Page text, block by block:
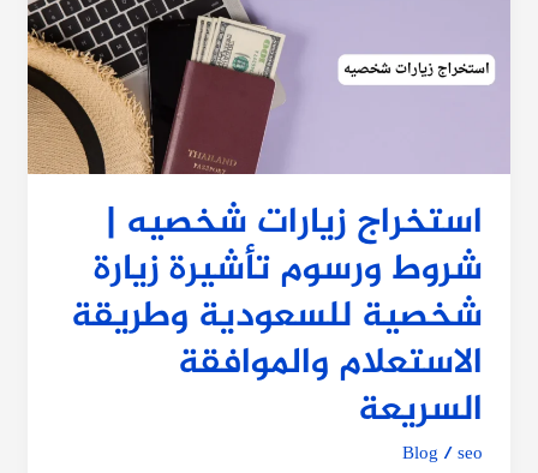
استخراج زيارات شخصيه |
شروط ورسوم تأشيرة زيارة
شخصية للسعودية وطريقة
الاستعلام والموافقة
السريعة
Blog /seo
شروط
ورسوم
شخصية
للسعودية
وطريقة
الاستعلام
والموافقة
السريعة